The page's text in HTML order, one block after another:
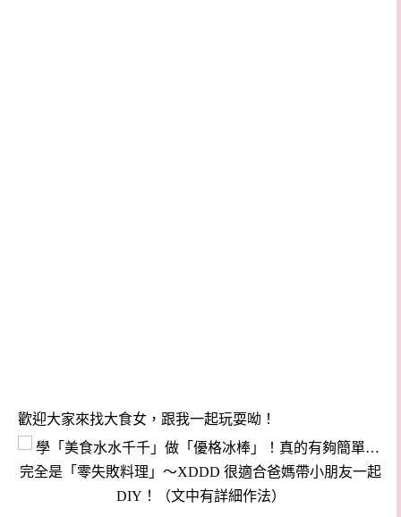
歡迎大家來找大食女，跟我一起玩耍呦！